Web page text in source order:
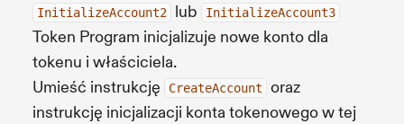
InitializeAccount2 lub InitializeAccount3
Token Program inicjalizuje nowe konto dla
tokenu i właściciela.
Umieść instrukcję
CreateAccount
oraz
instrukcję inicjalizacji konta tokenowego w tej